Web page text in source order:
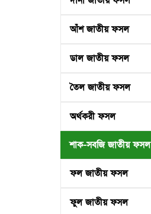
আঁশ জাতীয় ফসল
ডাল জাতীয় ফসল
তৈল জাতীয় ফসল
অর্থকরী ফসল
শাক-সবজি জাতীয় ফসল
ফল জাতীয় ফসল
ফুল জাতীয় ফসল